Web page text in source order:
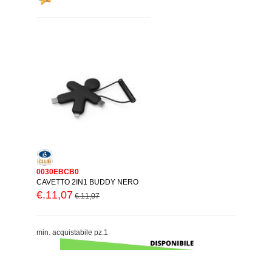
0030EBCB0
CAVETTO 2IN1 BUDDY NERO
€.11,07 €.11,07
min. acquistabile pz.1